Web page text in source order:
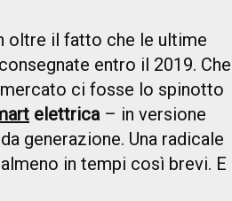
oltre il fatto che le ultime
entro il 2019. Che
ci fosse lo spinotto
elettrica– in versione
generazione. Una radicale
in tempi così brevi. E